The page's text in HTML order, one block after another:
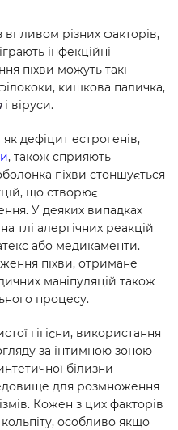
впливом різних факторів,
інфекційні
піхви можуть такі
кишкова паличка,
і віруси.
дефіцит естрогенів,
, також сприяють
піхви стоншується
що створює
У деяких випадках
тлі алергічних реакцій
або медикаменти.
піхви, отримане
маніпуляцій також
процесу.
гігієни, використання
за інтимною зоною
білизни
для розмноження
Кожен з цих факторів
особливо якщо